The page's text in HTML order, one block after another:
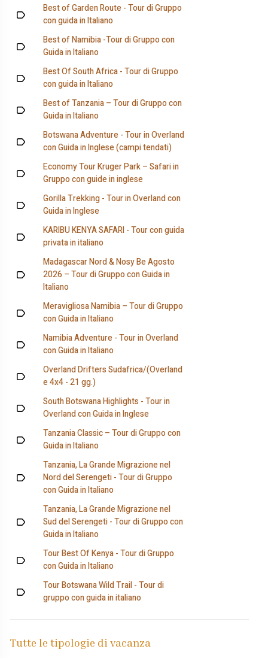
Best of Garden Route - Tour di Gruppo
con guida in Italiano
Best of Namibia -Tour di Gruppo con
Guida in Italiano
Best Of South Africa - Tour di Gruppo
con guida in Italiano
Best of Tanzania – Tour di Gruppo con
Guida in Italiano
Botswana Adventure - Tour in Overland
con Guida in Inglese (campi tendati)
Economy Tour Kruger Park – Safari in
Gruppo con guide in inglese
Gorilla Trekking - Tour in Overland con
Guida in Inglese
KARIBU KENYA SAFARI - Tour con guida
privata in italiano
Madagascar Nord & Nosy Be Agosto
2026 – Tour di Gruppo con Guida in
Italiano
Meravigliosa Namibia – Tour di Gruppo
con Guida in Italiano
Namibia Adventure - Tour in Overland
con Guida in Italiano
Overland Drifters Sudafrica/(Overland
e 4x4 - 21 gg.)
South Botswana Highlights - Tour in
Overland con Guida in Inglese
Tanzania Classic – Tour di Gruppo con
Guida in Italiano
Tanzania, La Grande Migrazione nel
Nord del Serengeti - Tour di Gruppo
con Guida in Italiano
Tanzania, La Grande Migrazione nel
Sud del Serengeti - Tour di Gruppo con
Guida in Italiano
Tour Best Of Kenya - Tour di Gruppo
con Guida in Italiano
Tour Botswana Wild Trail - Tour di
gruppo con guida in italiano
Tutte le tipologie di vacanza